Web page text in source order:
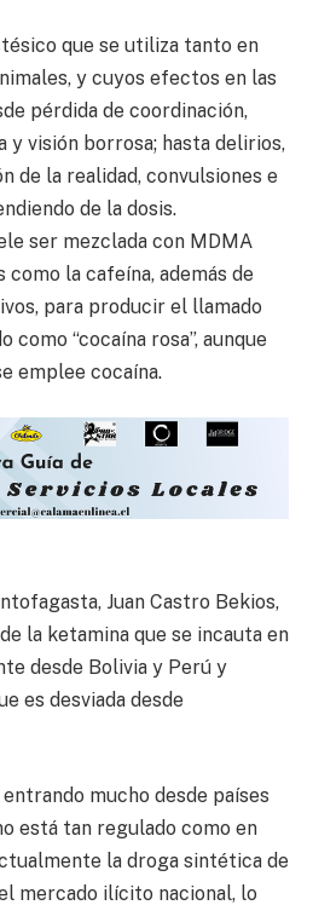
que se utiliza tanto en
y cuyos efectos en las
pérdida de coordinación,
y visión borrosa; hasta delirios,
de la realidad, convulsiones e
de la dosis.
ser mezclada con MDMA
la cafeína, además de
para producir el llamado
como “cocaína rosa”, aunque
emplee cocaína.
Juan Castro Bekios,
la ketamina que se incauta en
desde Bolivia y Perú y
es desviada desde
mucho desde países
está tan regulado como en
la droga sintética de
mercado ilícito nacional, lo